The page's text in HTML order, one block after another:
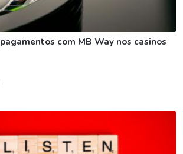
com MB Way nos casinos